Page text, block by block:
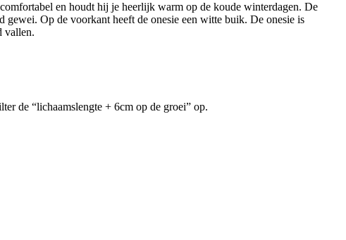
en houdt hij je heerlijk warm op de koude winterdagen. De
gewei. Op de voorkant heeft de onesie een witte buik. De onesie is
vallen.
de “lichaamslengte + 6cm op de groei” op.